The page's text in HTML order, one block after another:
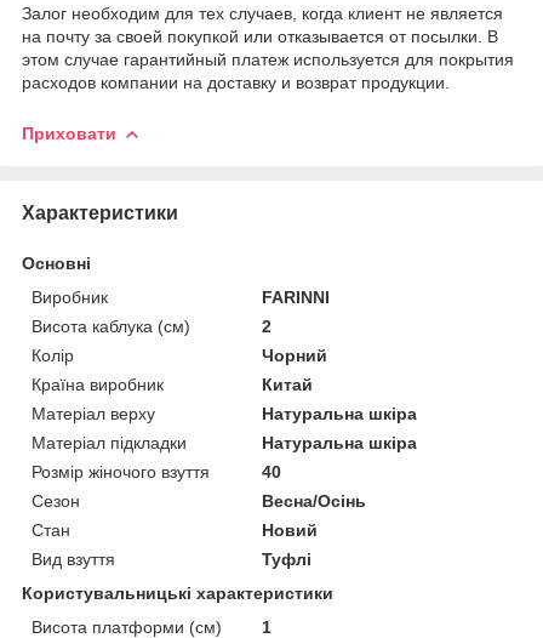
Залог необходим для тех случаев, когда клиент не является
на почту за своей покупкой или отказывается от посылки. В
этом случае гарантийный платеж используется для покрытия
расходов компании на доставку и возврат продукции.
Приховати
Характеристики
Основні
Виробник
FARINNI
Висота каблука (см)
2
Колір
Чорний
Країна виробник
Китай
Матеріал верху
Натуральна шкіра
Матеріал підкладки
Натуральна шкіра
Розмір жіночого взуття
40
Сезон
Весна/Осінь
Стан
Новий
Вид взуття
Туфлі
Користувальницькі характеристики
Висота платформи (см)
1